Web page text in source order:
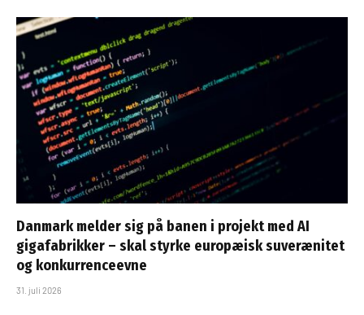
Danmark melder sig på banen i projekt med AI
gigafabrikker – skal styrke europæisk suverænitet
og konkurrenceevne
31. juli 2026